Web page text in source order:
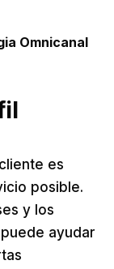
Omnicanal
es
posible.
y los
ayudar